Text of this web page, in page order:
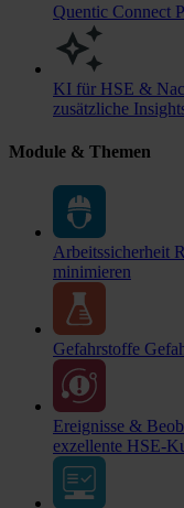
Quentic Connect
KI für HSE &
zusätzliche
Module & Themen
Arbeitssicherheit
minimieren
Gefahrstoffe
Ereignisse &
exzellente HSE-